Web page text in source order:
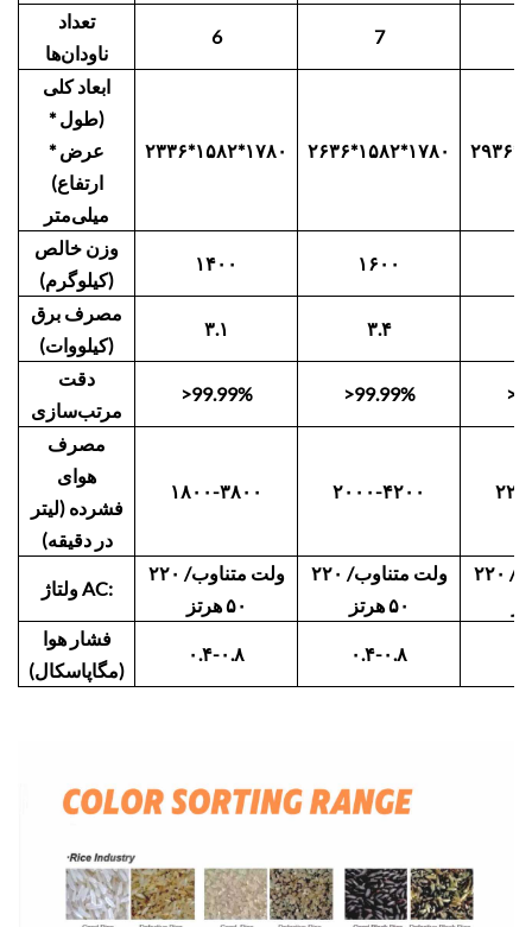
تعداد
ناودان‌ها
6 7
ابعاد کلی
(طول *
عرض *
ارتفاع)
میلی‌متر
۲۳۳۶*۱۵۸۲*۱۷۸۰ ۲۶۳۶*۱۵۸۲*۱۷۸۰
وزن خالص
(کیلوگرم)
۱۴۰۰ ۱۶۰۰
مصرف برق
(کیلووات)
۳.۱ ۳.۴
دقت
مرتب‌سازی
>99.99% >99.99%
مصرف
هوای
فشرده (لیتر
در دقیقه)
۱۸۰۰-۳۸۰۰ ۲۰۰۰-۴۲۰۰
ولتاژ AC:
۲۲۰ ولت متناوب/
۵۰ هرتز
۲۲۰ ولت متناوب/
۵۰ هرتز
۲۲۰ ولت متناوب/
فشار هوا
(مگاپاسکال)
۰.۴-۰.۸ ۰.۴-۰.۸